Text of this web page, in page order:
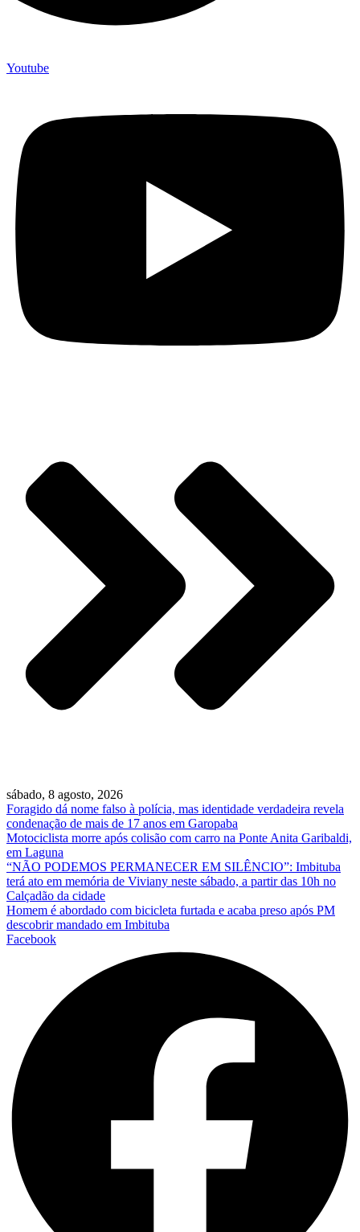
Youtube
sábado, 8 agosto, 2026
Foragido dá nome falso à polícia, mas identidade verdadeira revela
condenação de mais de 17 anos em Garopaba
Motociclista morre após colisão com carro na Ponte Anita Garibaldi,
em Laguna
“NÃO PODEMOS PERMANECER EM SILÊNCIO”: Imbituba
terá ato em memória de Viviany neste sábado, a partir das 10h no
Calçadão da cidade
Homem é abordado com bicicleta furtada e acaba preso após PM
descobrir mandado em Imbituba
Facebook